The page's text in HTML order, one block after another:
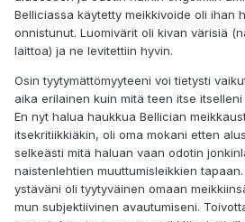
Belliciassa käytetty meikkivoide oli ihan
onnistunut. Luomivärit oli kivan värisiä
laittoa) ja ne levitettiin hyvin.
Osin tyytymättömyyteeni voi tietysti
aika erilainen kuin mitä teen itse
En nyt halua haukkua Bellician
itsekritiikkiäkin, oli oma mokani etten
selkeästi mitä haluan vaan odotin
naistenlehtien muuttumisleikkien
ystäväni oli tyytyväinen omaan
mun subjektiivinen avautumiseni.